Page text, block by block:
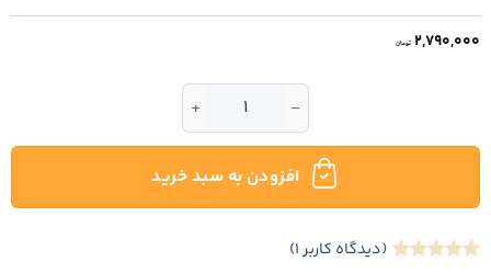
2,790,000 تومان
سرم ضد لک و روشن کننده ویتامین سی شماره 5 نامبوزین عدد
افزودن به سبد خرید
(دیدگاه کاربر1
)